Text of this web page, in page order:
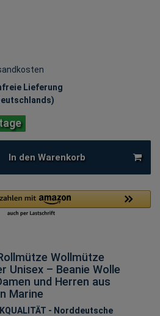
Lieferung
In den Warenkorb
Wollmütze
Unisex – Beanie Wolle
und Herren aus
Marine
- Norddeutsche